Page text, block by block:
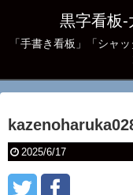
黒字看板
「手書き看板」「シャ
2025/6/17